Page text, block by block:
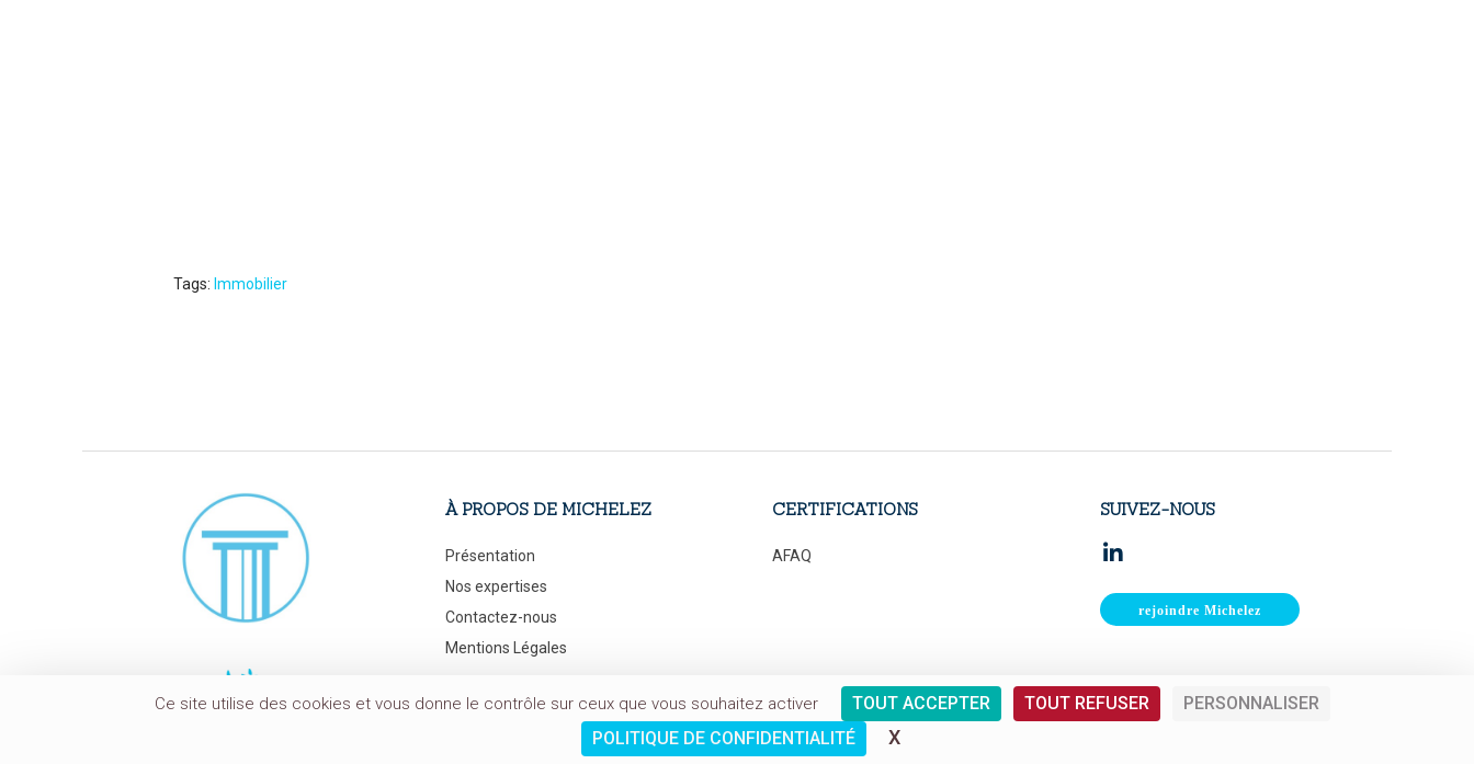
Tags: Immobilier
À PROPOS DE MICHELEZ
Présentation
Nos expertises
Contactez-nous
Mentions Légales
CERTIFICATIONS
AFAQ
SUIVEZ-NOUS
rejoindre Michelez
75017 Paris
+ 33 1 56 33 80 00 michelez@michelez.fr
Ce site utilise des cookies et vous donne le contrôle sur ceux que vous souhaitez activer TOUT ACCEPTER TOUT REFUSER
PERSONNALISER
POLITIQUE DE CONFIDENTIALITÉ
X